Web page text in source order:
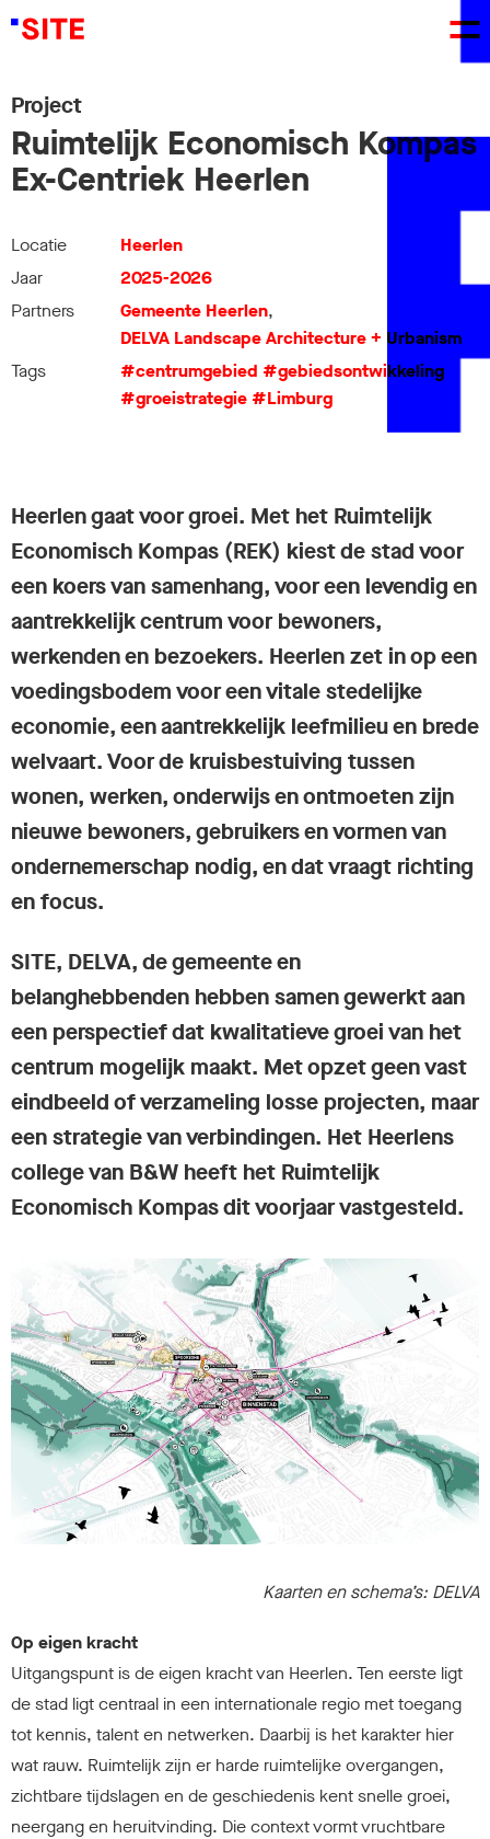
Project
Ruimtelijk Economisch Kompas
Ex-Centriek Heerlen
Locatie
Heerlen
Jaar
2025-2026
Partners
Gemeente Heerlen,
DELVA Landscape Architecture + Urbanism
Tags
#centrumgebied #gebiedsontwikkeling
#groeistrategie#Limburg
Heerlen gaat voor groei. Met het Ruimtelijk
Economisch Kompas (REK) kiest de stad voor
een koers van samenhang, voor een levendig en
aantrekkelijk centrum voor bewoners,
werkenden en bezoekers. Heerlen zet in op een
voedingsbodem voor een vitale stedelijke
economie, een aantrekkelijk leefmilieu en brede
welvaart. Voor de kruisbestuiving tussen
wonen, werken, onderwijs en ontmoeten zijn
nieuwe bewoners, gebruikers en vormen van
ondernemerschap nodig, en dat vraagt richting
en focus.
SITE, DELVA, de gemeente en
belanghebbenden hebben samen gewerkt aan
een perspectief dat kwalitatieve groei van het
centrum mogelijk maakt. Met opzet geen vast
eindbeeld of verzameling losse projecten, maar
een strategie van verbindingen. Het Heerlens
college van B&W heeft het Ruimtelijk
Economisch Kompas dit voorjaar vastgesteld.
Kaarten en schema’s: DELVA
Op eigen kracht
Uitgangspunt is de eigen kracht van Heerlen. Ten eerste ligt
de stad ligt centraal in een internationale regio met toegang
tot kennis, talent en netwerken. Daarbij is het karakter hier
wat rauw. Ruimtelijk zijn er harde ruimtelijke overgangen,
zichtbare tijdslagen en de geschiedenis kent snelle groei,
neergang en heruitvinding. Die context vormt vruchtbare